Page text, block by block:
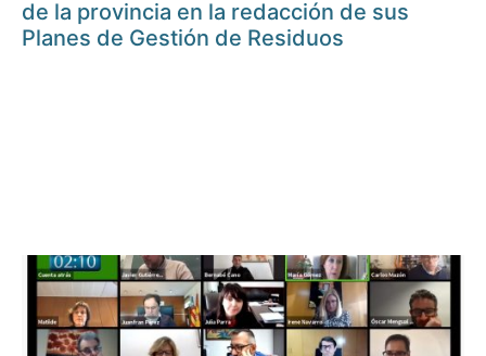
de la provincia en la redacción de sus
Planes de Gestión de Residuos